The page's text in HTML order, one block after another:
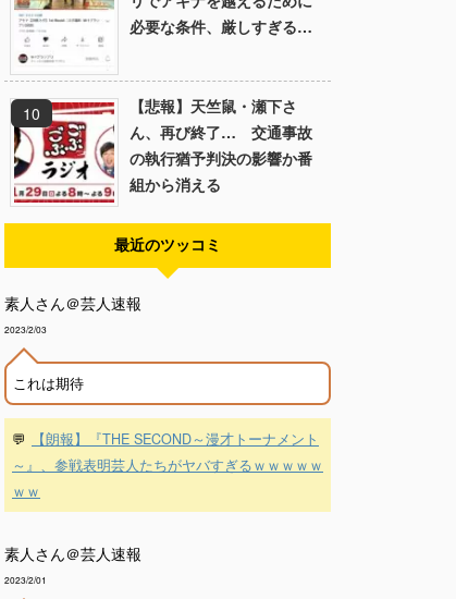
必要な条件、厳しすぎる…
【悲報】天竺鼠・瀬下さ
ん、再び終了… 交通事故
の執行猶予判決の影響か番
組から消える
最近のツッコミ
素人さん＠芸人速報
2023/2/03
これは期待
💬
【朗報】『THE SECOND～漫才トーナメント
～』、参戦表明芸人たちがヤバすぎるｗｗｗｗｗ
ｗｗ
素人さん＠芸人速報
2023/2/01